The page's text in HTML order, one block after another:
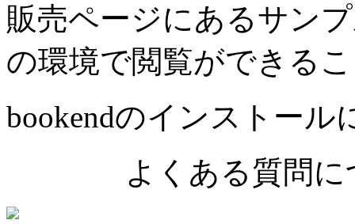
販売ページにあるサン
の環境で閲覧ができる
bookendのインストール
よくある質問に